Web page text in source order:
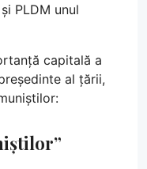
PLDM unul
capitală a
al țării,